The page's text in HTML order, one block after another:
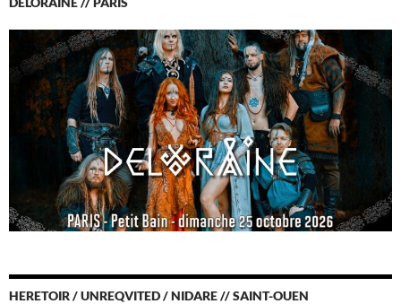
HERETOIR / UNREQVITED / NIDARE // SAINT-OUEN